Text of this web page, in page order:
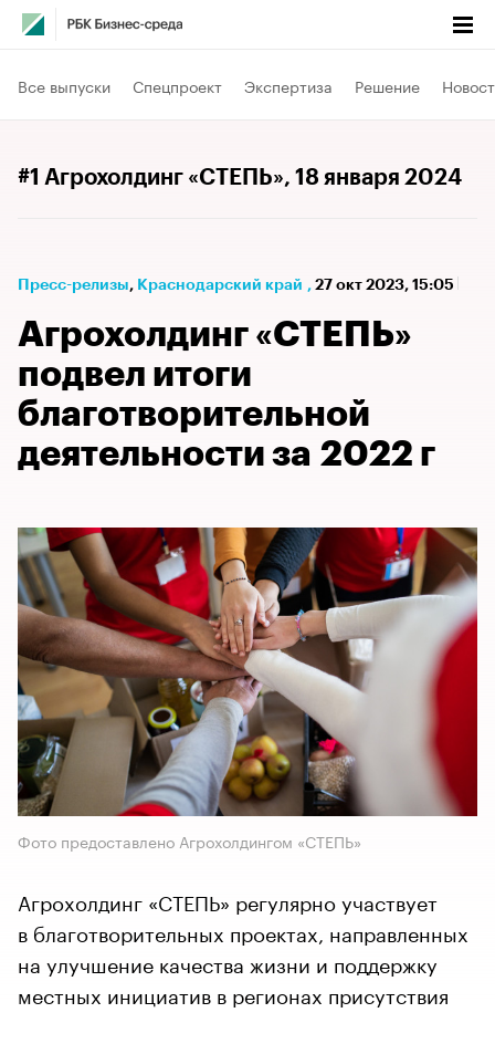
Все выпуски Спецпроект Экспертиза Решение
#1 Агрохолдинг «СТЕПЬ», 18 января 2024
Пресс-релизы⁠, Краснодарский край , 27 окт 2023, 15:05
Агрохолдинг «СТЕПЬ»
подвел итоги
благотворительной
деятельности за 2022 г
Фото предоставлено Агрохолдингом «СТЕПЬ»
​​​​​​​Агрохолдинг «СТЕПЬ» регулярно участвует
в благотворительных проектах, направленных
на улучшение качества жизни и поддержку
местных инициатив в регионах присутствия